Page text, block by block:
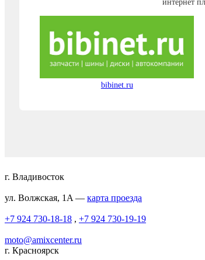
интернет
bibinet.ru
г. Владивосток
ул. Волжская, 1A — карта проезда
+7 924 730-18-18 , +7 924 730-19-19
moto@amixcenter.ru
г. Красноярск